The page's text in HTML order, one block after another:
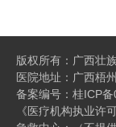
版权所有：广西壮
医院地址：广西梧
备案编号： 桂ICP
《医疗机构执业许